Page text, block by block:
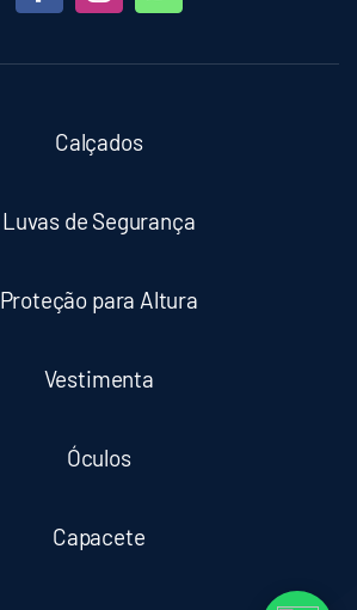
Calçados
Luvas de Segurança
Proteção para Altura
Vestimenta
Óculos
Capacete